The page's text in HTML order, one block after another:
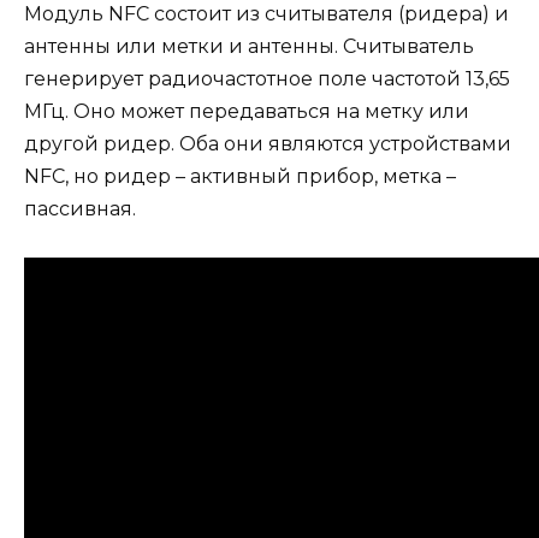
Модуль NFC состоит из считывателя (ридера) и
антенны или метки и антенны. Считыватель
генерирует радиочастотное поле частотой 13,65
МГц. Оно может передаваться на метку или
другой ридер. Оба они являются устройствами
NFC, но ридер – активный прибор, метка –
пассивная.